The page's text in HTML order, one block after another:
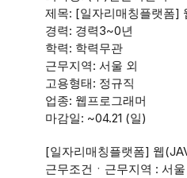
제목: [일자리매칭플랫폼]
경력: 경력3~0년
학력: 학력무관
근무지역: 서울 외
고용형태: 정규직
업종: 웹프로그래머
마감일: ~04.21 (일)
[일자리매칭플랫폼] 웹
근무조건ㆍ근무지역 : 서울